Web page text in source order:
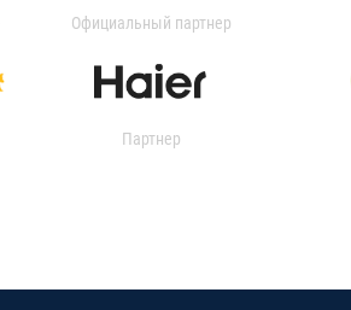
Официальный партнер
Партнер